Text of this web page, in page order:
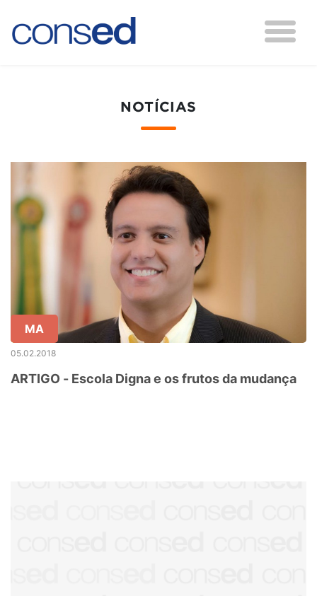
NOTÍCIAS
MA
05.02.2018
ARTIGO - Escola Digna e os frutos da mudança